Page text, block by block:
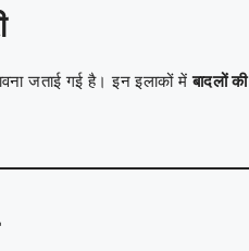
जताई गई है। इन इलाकों मेंबादलों